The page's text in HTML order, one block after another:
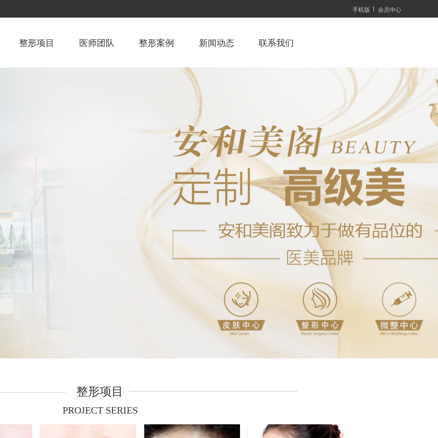
手机版 会员中心
整形项目 医师团队 整形案例 新闻动态 联系我们
整形项目
PROJECT SERIES